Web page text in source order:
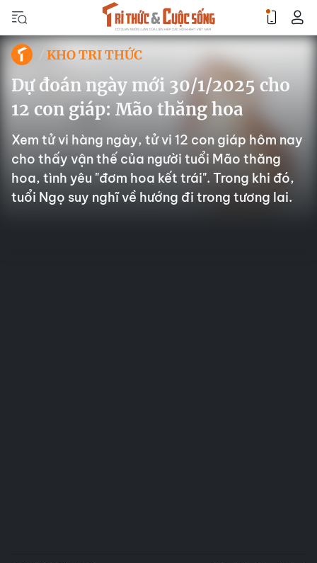
KHO TRI THỨC
Dự đoán ngày mới 30/1/2025 cho
12 con giáp: Mão thăng hoa
Xem tử vi hàng ngày, tử vi 12 con giáp hôm nay
cho thấy vận thế của người tuổi Mão thăng
hoa, tình yêu "đơm hoa kết trái". Trong khi đó,
tuổi Ngọ suy nghĩ về hướng đi trong tương lai.